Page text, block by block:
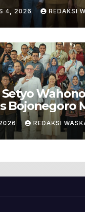
Baureno
Tingkat
4, 2026 REDAKSI
Bojonegoro
GlobalREDAKSI